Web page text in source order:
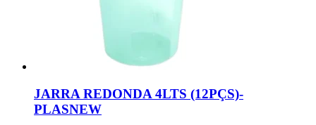
JARRA REDONDA 4LTS (12PÇS)-
PLASNEW